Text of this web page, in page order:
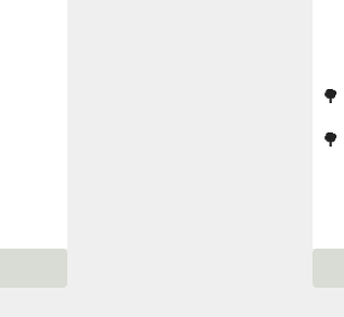
🌳
🌳